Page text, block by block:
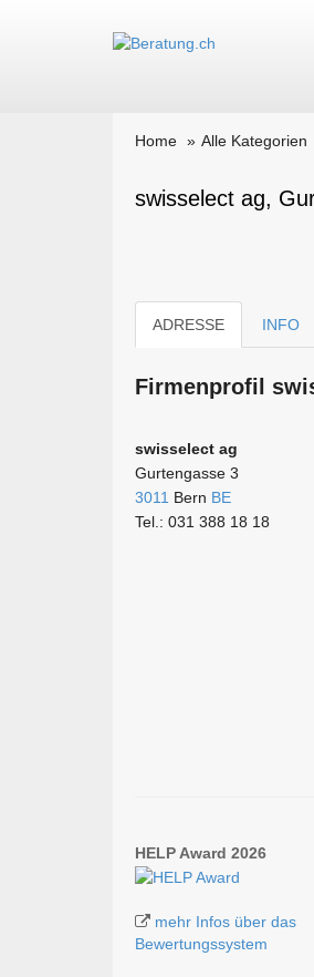
Home Alle Kategorien
swisselect ag,
ADRESSE INFO
Firmen­profil
swisselect ag
Gurtengasse 3
3011 Bern BE
Tel.: 031 388 18 18
HELP Award 2026
mehr Infos über das
Bewertungssystem